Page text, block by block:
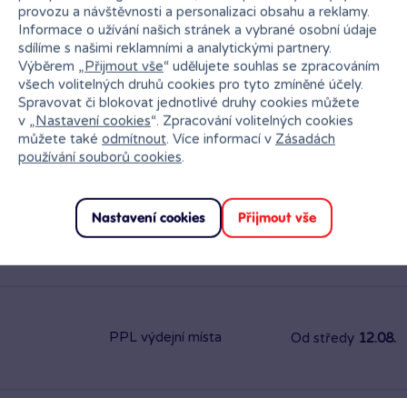
Předpokládané doručení domů
Balíkovna Od čtvrtka
Balíkovna na adresu Od čtvrtka
PPL výdejní místa Od středy 12.08.
provozu a návštěvnosti a personalizaci obsahu a reklamy.
Informace o užívání našich stránek a vybrané osobní údaje
sdílíme s našimi reklamními a analytickými partnery.
Výběrem „Přijmout vše“ udělujete souhlas se zpracováním
všech volitelných druhů cookies pro tyto zmíněné účely.
Spravovat či blokovat jednotlivé druhy cookies můžete
v „Nastavení cookies“. Zpracování volitelných cookies
můžete také odmítnout. Více informací v Zásadách
používání souborů cookies.
Nastavení cookies Přijmout vše